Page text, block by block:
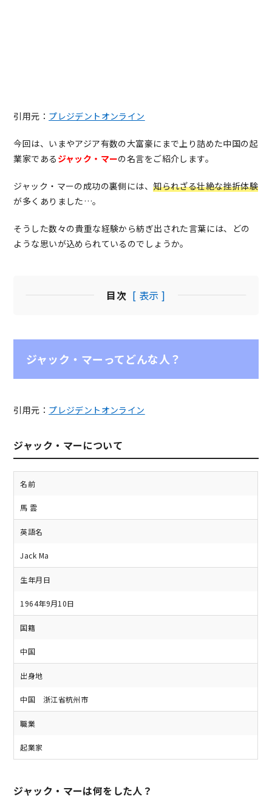
引用元： プレジデントオンライン
今回は、いまやアジア有数の大富豪にまで上り詰めた中国の起
業家である ジャック・マーの名言をご紹介します。
ジャック・マーの成功の裏側には、知られざる壮絶な挫折体験
が多くありました…。
そうした数々の貴重な経験から紡ぎ出された言葉には、どの
ような思いが込められているのでしょうか。
目次 [ 表示 ]
ジャック・マーってどんな人？
引用元： プレジデントオンライン
ジャック・マーについて
名前
馬 雲
英語名
Jack Ma
生年月日
1964年9月10日
国籍
中国
出身地
中国 浙江省杭州市
職業
起業家
ジャック・マーは何をした人？